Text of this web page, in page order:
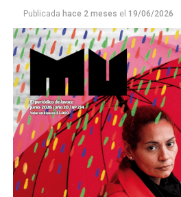
Este número 215 de MU ☝️viene
podría ser una frase:
Sin
Descargar la Mu en PDF
Publicada hace 2 meses el 19/06/2026